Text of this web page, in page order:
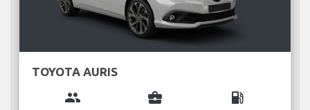
TOYOTA AURIS
group business_center local_gas_station